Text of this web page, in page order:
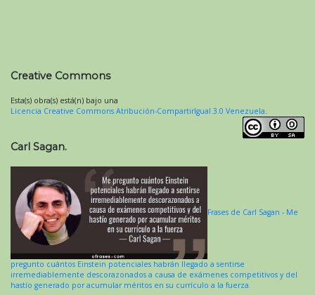
Creative Commons
Esta(s) obra(s) está(n) bajo una
Licencia Creative Commons Atribución-CompartirIgual 3.0 Venezuela.
Carl Sagan.
Frases de Carl Sagan - Me
pregunto cuántos Einstein potenciales habrán llegado a sentirse
irremediablemente descorazonados a causa de exámenes competitivos y del
hastío generado por acumular méritos en su currículo a la fuerza.